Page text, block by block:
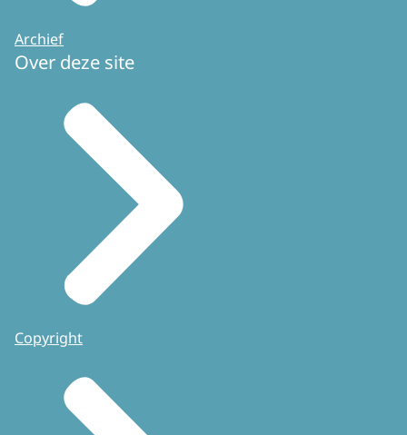
Archief
Over deze site
Copyright